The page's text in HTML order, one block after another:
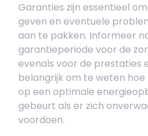
Garanties zijn essentieel
geven en eventuele
aan te pakken. Informeer
garantieperiode voor de
evenals voor de prestaties
belangrijk om te weten
op een optimale
gebeurt als er zich
voordoen.